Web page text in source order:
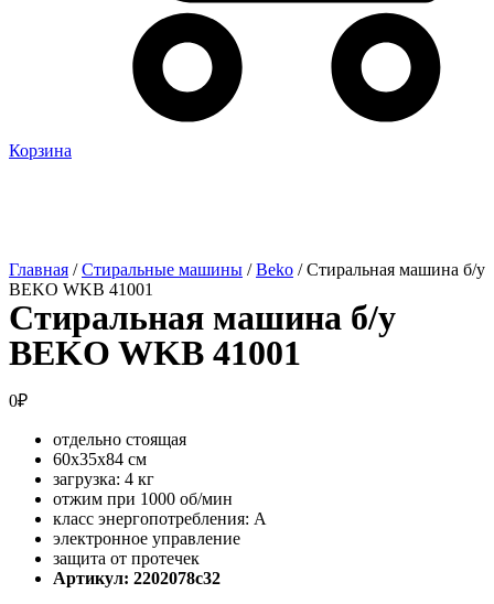
Корзина
Главная /Стиральные машины /Beko / Стиральная машина б/у
BEKO WKB 41001
Стиральная машина б/у
BEKO WKB 41001
0₽
отдельно стоящая
60x35x84 см
загрузка: 4 кг
отжим при 1000 об/мин
класс энергопотребления: A
электронное управление
защита от протечек
Артикул: 2202078c32